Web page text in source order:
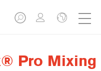
Pro Mixing